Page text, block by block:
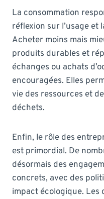
La consommation
réflexion sur l’usage et
Acheter moins mais
produits durables et
échanges ou achats
encouragées. Elles
vie des ressources et
déchets.
Enfin, le rôle des
est primordial. De
désormais des
concrets, avec des
impact écologique. Les